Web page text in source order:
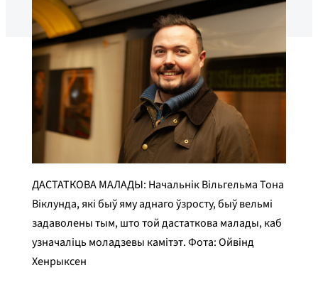
ДАСТАТКОВА МАЛАДЫ: Начальнік Вільгельма Тона
Віклунда, які быў яму аднаго ўзросту, быў вельмі
задаволены тым, што той дастаткова малады, каб
узначаліць моладзевы камітэт. Фота: Ойвінд
Хенрыксен